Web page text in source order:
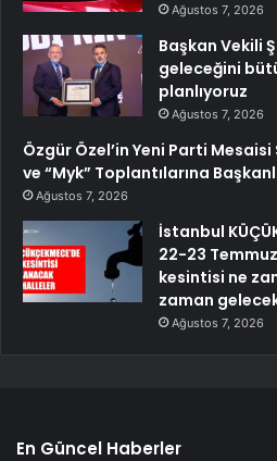
Ağustos 7, 2026
Başkan Vekili
geleceğini
planlıyoruz
Ağustos 7, 2026
Özgür Özel’in Yeni Parti Mesaisi
ve “Myk” Toplantılarına
Ağustos 7, 2026
İstanbul
22-23
kesintisi ne
zaman
Ağustos 7, 2026
En Güncel Haberler